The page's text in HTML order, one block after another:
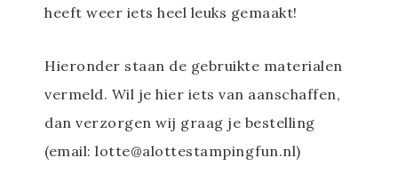
heeft weer iets heel leuks gemaakt!
Hieronder staan de gebruikte materialen
vermeld. Wil je hier iets van aanschaffen,
dan verzorgen wij graag je bestelling
(email: lotte@alottestampingfun.nl)